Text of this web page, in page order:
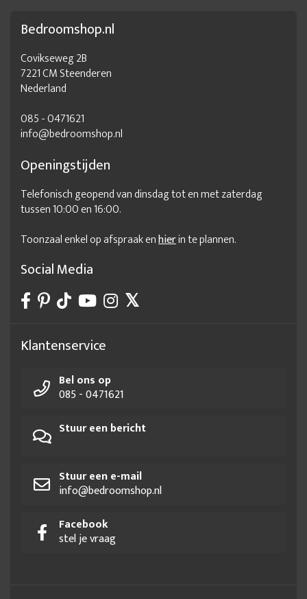
Bedroomshop.nl
Covikseweg 2B
7221 CM Steenderen
Nederland
085 - 0471621
info@bedroomshop.nl
Openingstijden
Telefonisch geopend van dinsdag tot en met zaterdag
tussen 10:00 en 16:00.
Toonzaal enkel op afspraak enhierin te plannen.
Social Media
Klantenservice
Bel ons op
085 - 0471621
Stuur een bericht
Stuur een e-mail
info@bedroomshop.nl
Facebook
stel je vraag